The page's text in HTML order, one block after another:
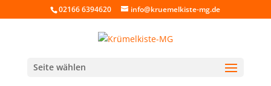
02166 6394620 info@kruemelkiste-mg.de
Seite wählen